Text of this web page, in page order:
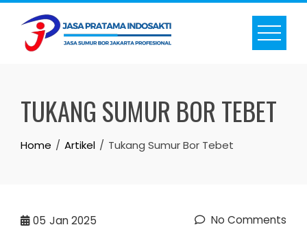
Skip
content
TUKANG SUMUR BOR TEBET
Home Artikel Tukang Sumur Bor Tebet
05 Jan 2025 No Comments